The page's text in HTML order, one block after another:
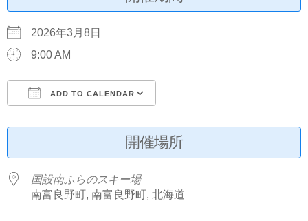
2026年3月8日
9:00 AM
ADD TO CALENDAR
開催場所
国設南ふらのスキー場
南富良野町, 南富良野町, 北海道